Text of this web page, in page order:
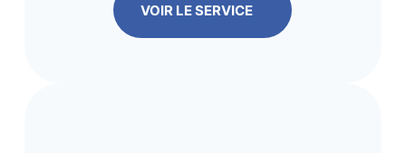
VOIR LE SERVICE